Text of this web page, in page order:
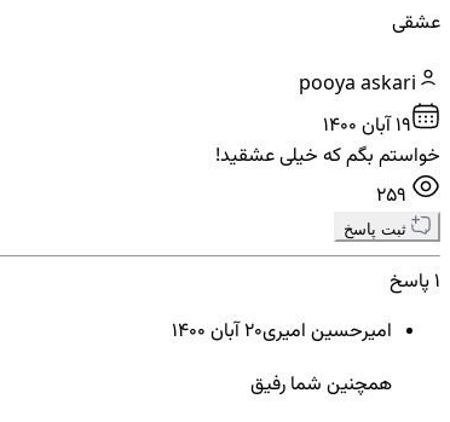
عشقی
pooya askari
19 آبان ۱۴۰۰
خواستم بگم که خیلی عشقید!
ثبت پاسخ
1 پاسخ
امیرحسین امیری20 آبان ۱۴۰۰
همچنین شما رفیق